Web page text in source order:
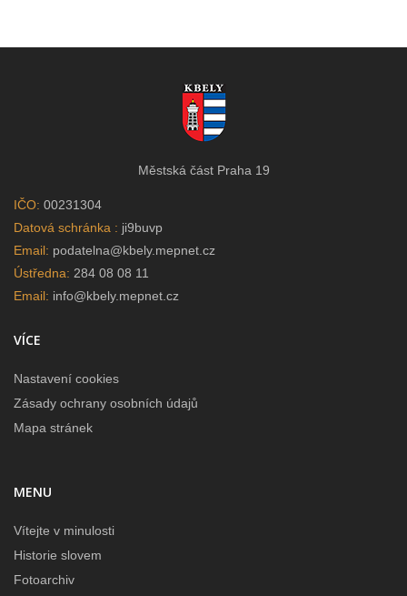
Městská část Praha 19
IČO: 00231304
Datová schránka : ji9buvp
Email: podatelna@kbely.mepnet.cz
Ústředna: 284 08 08 11
Email: info@kbely.mepnet.cz
VÍCE
Nastavení cookies
Zásady ochrany osobních údajů
Mapa stránek
MENU
Vítejte v minulosti
Historie slovem
Fotoarchiv